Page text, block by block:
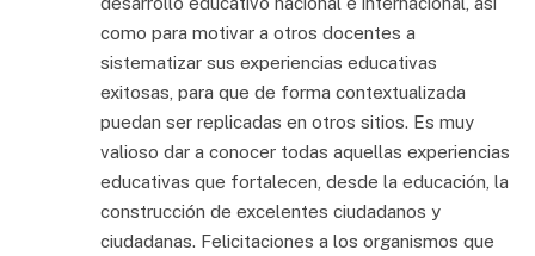
como para motivar a otros docentes a
sistematizar sus experiencias educativas
exitosas, para que de forma contextualizada
puedan ser replicadas en otros sitios. Es muy
valioso dar a conocer todas aquellas experiencias
educativas que fortalecen, desde la educación, la
construcción de excelentes ciudadanos y
ciudadanas. Felicitaciones a los organismos que